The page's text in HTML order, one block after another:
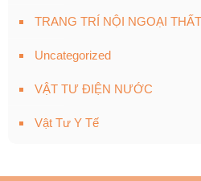
TRANG TRÍ NỘI NGOẠI THẤT
Uncategorized
VẬT TƯ ĐIỆN NƯỚC
Vật Tư Y Tế